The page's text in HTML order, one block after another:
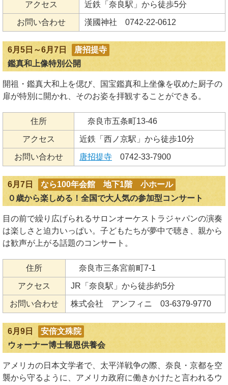
アクセス 近鉄「奈良駅」から徒歩5分
お問い合わせ 漢國神社 0742-22-0612
6月5日～6月7日
唐招提寺
鑑真和上像特別公開
開祖・鑑真大和上を偲び、国宝鑑真和上坐像を収めた厨子の
扉が特別に開かれ、そのお姿を拝観することができる。
住所 奈良市五条町13-46
アクセス 近鉄「西ノ京駅」から徒歩10分
お問い合わせ 唐招提寺 0742-33-7900
6月7日
なら100年会館 地下1階 小ホール
０歳から楽しめる！全国で大人気の参加型コンサート
目の前で繰り広げられるサロンオーケストラジャパンの演奏
は楽しさと迫力いっぱい。子どもたちが夢中で聴き、親から
は歓声が上がる話題のコンサート。
住所 奈良市三条宮前町7-1
アクセス JR「奈良駅」から徒歩約5分
お問い合わせ 株式会社 アンフィニ 03-6379-9770
6月9日
安倍文殊院
ウォーナー博士報恩供養会
アメリカの日本文学者で、太平洋戦争の際、奈良・京都を空
襲から守るように、アメリカ政府に働きかけたと言われるウ